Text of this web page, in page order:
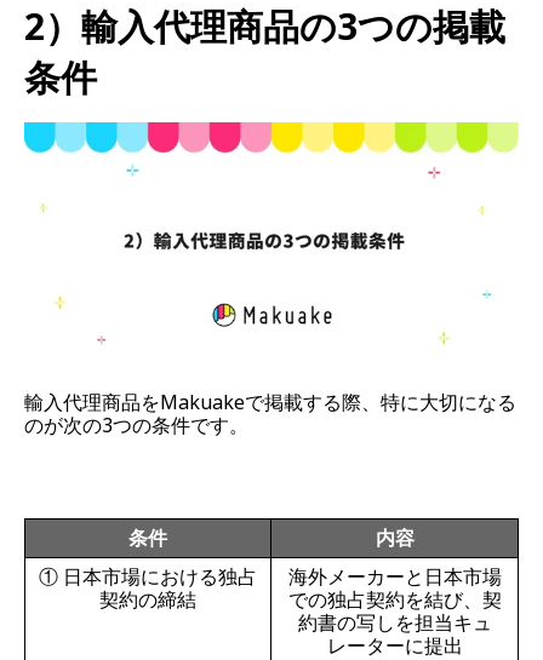
2）輸入代理商品の3つの掲載
条件
輸入代理商品をMakuakeで掲載する際、特に大切になる
のが次の3つの条件です。
条件
内容
① 日本市場における独占
契約の締結
海外メーカーと日本市場
での独占契約を結び、契
約書の写しを担当キュ
レーターに提出